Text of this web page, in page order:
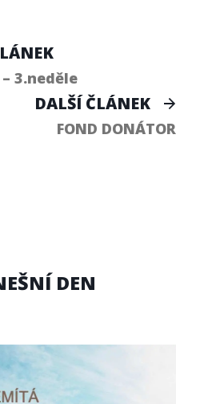
Předchozí
článek:
3.neděle
DALŠÍ ČLÁNEK
FOND DONÁTOR
DEN